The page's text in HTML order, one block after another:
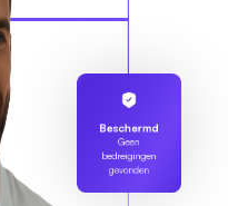
Beschermd
Geen
bedreigingen
gevonden